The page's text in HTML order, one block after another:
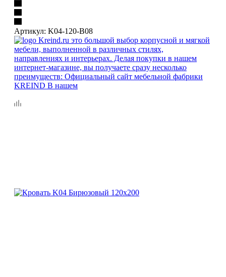
Артикул: K04-120-B08